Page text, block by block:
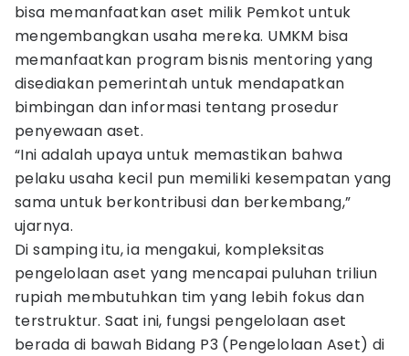
bisa memanfaatkan aset milik Pemkot untuk
mengembangkan usaha mereka. UMKM bisa
memanfaatkan program bisnis mentoring yang
disediakan pemerintah untuk mendapatkan
bimbingan dan informasi tentang prosedur
penyewaan aset.
“Ini adalah upaya untuk memastikan bahwa
pelaku usaha kecil pun memiliki kesempatan yang
sama untuk berkontribusi dan berkembang,”
ujarnya.
Di samping itu, ia mengakui, kompleksitas
pengelolaan aset yang mencapai puluhan triliun
rupiah membutuhkan tim yang lebih fokus dan
terstruktur. Saat ini, fungsi pengelolaan aset
berada di bawah Bidang P3 (Pengelolaan Aset) di